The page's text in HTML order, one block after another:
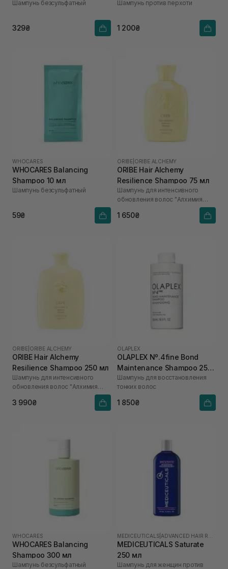
Шампунь безсульфатный
329₴
Relief Shampoo 200 мл
Шампунь против перхоти
1 200₴
WHOCARES
WHOCARES Balancing
Shampoo 10 мл
Шампунь безсульфатный
59₴
ORIBE ORIBE ALCHEMY
ORIBE Hair Alchemy
Resilience Shampoo 75 мл
Шампунь для интенсивного
обновления волос "Алхимия
1 650₴
ORIBE ORIBE ALCHEMY
ORIBE Hair Alchemy
Resilience Shampoo 250 мл
Шампунь для интенсивного
обновления волос "Алхимия
3 990₴
OLAPLEX
OLAPLEX Nº.4fine Bond
Maintenance Shampoo 250
мл
Шампунь для восстановления
тонких волос
1 850₴
WHOCARES
WHOCARES Balancing
Shampoo 300 мл
Шампунь безсульфатный
MEDICEUTICALS
MEDICEUTICALS Saturate
250 мл
Шампунь для женщин против